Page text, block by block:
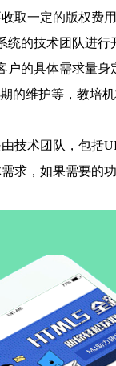
取一定的版权费
统的技术团队进
的具体需求量
的维护等，教培
技术团队，包括
求，如果需要的